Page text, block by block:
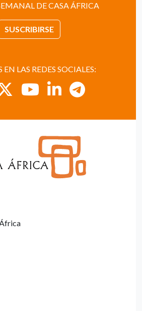
DE CASA ÁFRICA
SUSCRIBIRSE
EN LAS REDES SOCIALES: